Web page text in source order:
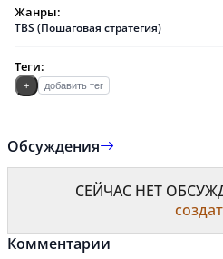
Жанры:
TBS (Пошаговая стратегия)
Теги:
+ добавить тег
Обсуждения
СЕЙЧАС НЕТ
Комментарии